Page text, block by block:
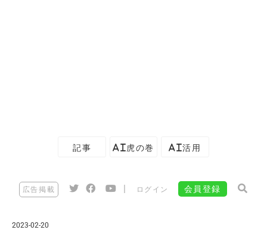
記事 AI虎の巻 AI活用
広告掲載 ログイン 会員登録
2023-02-20